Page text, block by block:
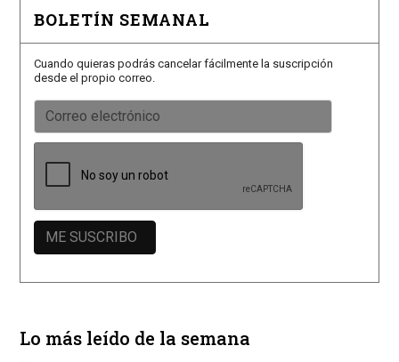
BOLETÍN SEMANAL
Cuando quieras podrás cancelar fácilmente la suscripción
desde el propio correo.
Lo más leído de la semana